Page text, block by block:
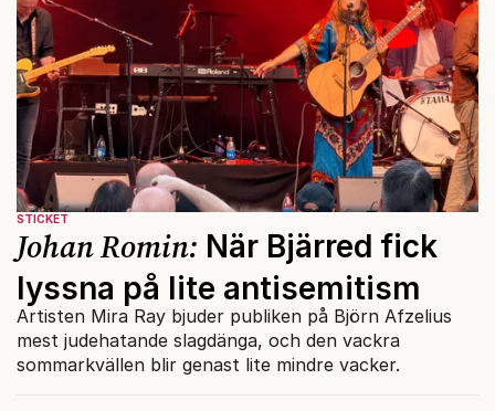
STICKET
Johan Romin: När Bjärred fick
lyssna på lite antisemitism
Artisten Mira Ray bjuder publiken på Björn Afzelius
mest judehatande slagdänga, och den vackra
sommarkvällen blir genast lite mindre vacker.